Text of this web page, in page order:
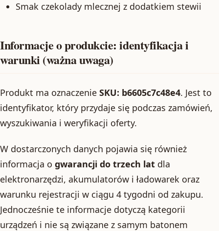
Smak czekolady mlecznej z dodatkiem stewii
Informacje o produkcie: identyfikacja i
warunki (ważna uwaga)
Produkt ma oznaczenie SKU: b6605c7c48e4. Jest to
identyfikator, który przydaje się podczas zamówień,
wyszukiwania i weryfikacji oferty.
W dostarczonych danych pojawia się również
informacja o gwarancji do trzech lat dla
elektronarzędzi, akumulatorów i ładowarek oraz
warunku rejestracji w ciągu 4 tygodni od zakupu.
Jednocześnie te informacje dotyczą kategorii
urządzeń i nie są związane z samym batonem